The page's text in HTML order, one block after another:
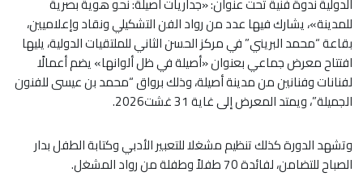
للمدينة»، يشارك فيها عدد من رواد الفن التشكيلي ونقاد وإعلاميين،
بقاعة “محمد البريني” في مركز الحسن الثاني للملتقيات الدولية، يليها
افتتاح معرض جماعي بعنوان «أصيلة في ظل ألوانها» يضم أعمالًا
لفنانات وفنانين من مدينة أصيلة، وذلك برواق “محمد بن عيسى للفنون
الجميلة”، ويمتد المعرض إلى غاية 31 غشت2026.
وتشهد الدورة كذلك تنظيم مشغلا للتعبير الأدبي وكتابة الطفل بدار
الصباح للتضامن، لفائدة 70 طفلاً وطفلة من رواد المشغل.